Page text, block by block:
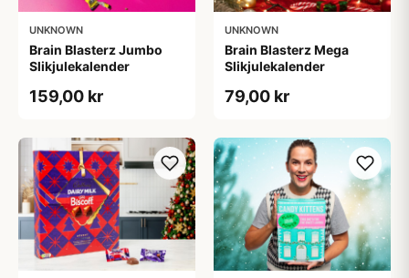
UNKNOWN
Brain Blasterz Jumbo
Slikjulekalender
159,00 kr
UNKNOWN
Brain Blasterz Mega
Slikjulekalender
79,00 kr